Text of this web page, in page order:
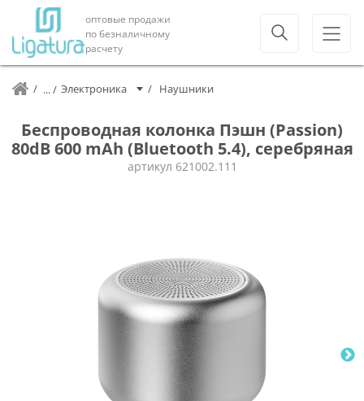
оптовые продажи
по безналичному
расчету
Электроника Наушники
Беспроводная колонка Пэшн (Passion)
80dB 600 mAh (Bluetooth 5.4), серебряная
артикул 621002.111